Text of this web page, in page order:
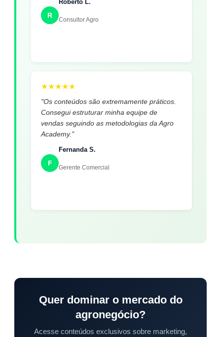
R
Roberto L.
Consultor Agro
★★★★★
"Os conteúdos são extremamente práticos.
Consegui estruturar minha equipe de
vendas seguindo as metodologias da Agro
Academy."
F
Fernanda S.
Gerente Comercial
Quer dominar o mercado do
agronegócio?
Acesse conteúdos exclusivos sobre marketing,